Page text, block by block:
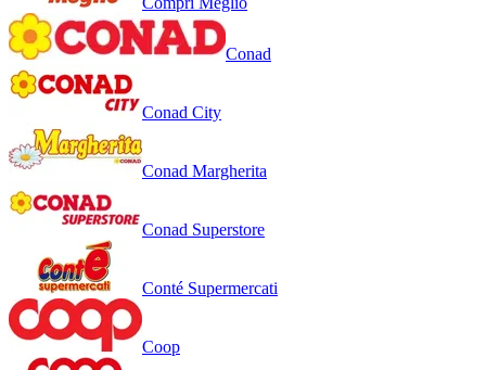
Conad
Conad City
Conad Margherita
Conad Superstore
Conté Supermercati
Coop